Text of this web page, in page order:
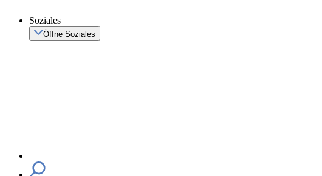
Soziales
Öffne Soziales